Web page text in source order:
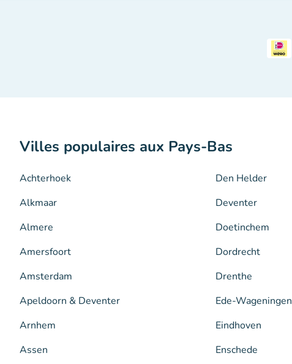
Villes populaires aux Pays-Bas
Achterhoek
Alkmaar
Almere
Amersfoort
Amsterdam
Apeldoorn & Deventer
Arnhem
Assen
Den Helder
Deventer
Doetinchem
Dordrecht
Drenthe
Ede-Wageningen
Eindhoven
Enschede